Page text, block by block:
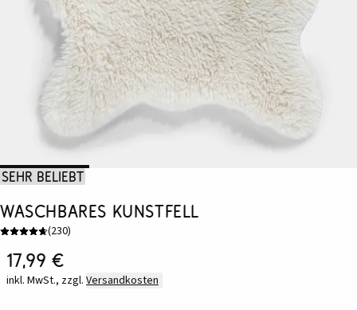
Sehr beliebt
Waschbares Kunstfell
(230)
17,99 €
inkl. MwSt., zzgl. Versandkosten